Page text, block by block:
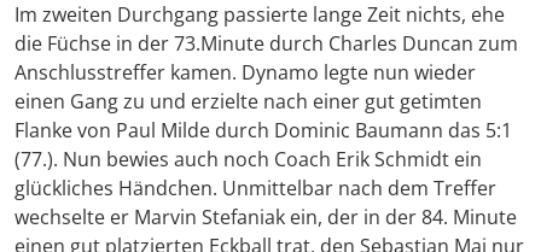
Im zweiten Durchgang passierte lange Zeit nichts, ehe
die Füchse in der 73.Minute durch Charles Duncan zum
Anschlusstreffer kamen. Dynamo legte nun wieder
einen Gang zu und erzielte nach einer gut getimten
Flanke von Paul Milde durch Dominic Baumann das 5:1
(77.). Nun bewies auch noch Coach Erik Schmidt ein
glückliches Händchen. Unmittelbar nach dem Treffer
wechselte er Marvin Stefaniak ein, der in der 84. Minute
einen gut platzierten Eckball trat, den Sebastian Mai nur